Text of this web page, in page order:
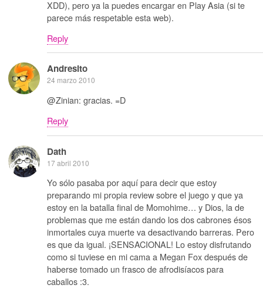
XDD), pero ya la puedes encargar en Play Asia (si te
parece más respetable esta web).
Reply
Andresito
24 marzo 2010
@Zinian: gracias. =D
Reply
Dath
17 abril 2010
Yo sólo pasaba por aquí para decir que estoy
preparando mi propia review sobre el juego y que ya
estoy en la batalla final de Momohime… y Dios, la de
problemas que me están dando los dos cabrones ésos
inmortales cuya muerte va desactivando barreras. Pero
es que da igual. ¡SENSACIONAL! Lo estoy disfrutando
como si tuviese en mi cama a Megan Fox después de
haberse tomado un frasco de afrodisíacos para
caballos :3.